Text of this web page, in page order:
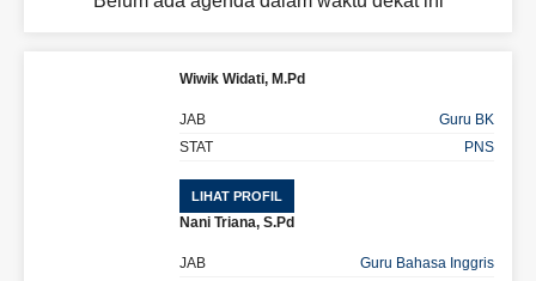
Wiwik Widati, M.Pd
JAB
Guru BK
STAT
PNS
LIHAT PROFIL
Nani Triana, S.Pd
JAB
Guru Bahasa Inggris